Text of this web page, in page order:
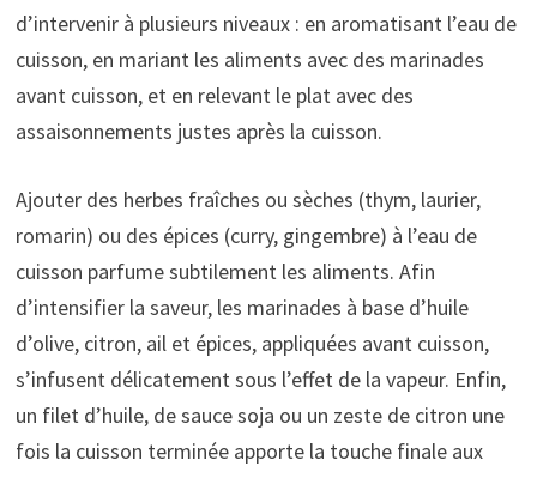
d’intervenir à plusieurs niveaux : en aromatisant l’eau de
cuisson, en mariant les aliments avec des marinades
avant cuisson, et en relevant le plat avec des
assaisonnements justes après la cuisson.
Ajouter des herbes fraîches ou sèches (thym, laurier,
romarin) ou des épices (curry, gingembre) à l’eau de
cuisson parfume subtilement les aliments. Afin
d’intensifier la saveur, les marinades à base d’huile
d’olive, citron, ail et épices, appliquées avant cuisson,
s’infusent délicatement sous l’effet de la vapeur. Enfin,
un filet d’huile, de sauce soja ou un zeste de citron une
fois la cuisson terminée apporte la touche finale aux